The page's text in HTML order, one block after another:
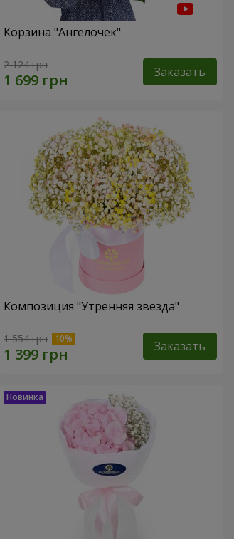
Корзина "Ангелочек"
2 124 грн Заказать
Композиция "Утренняя звезда"
1 554 грн Заказать